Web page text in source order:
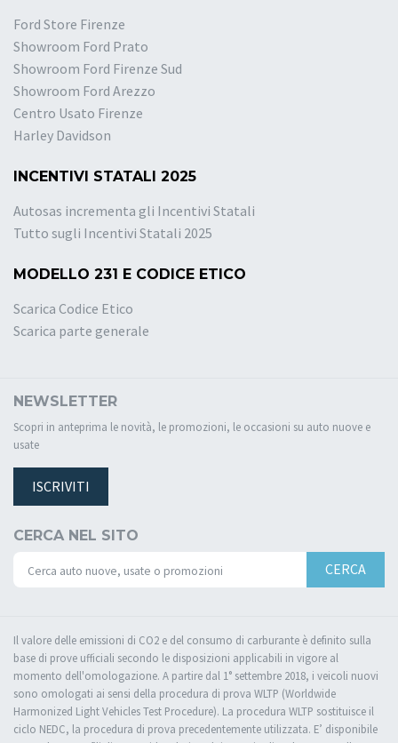
Ford Store Firenze
Showroom Ford Prato
Showroom Ford Firenze Sud
Showroom Ford Arezzo
Centro Usato Firenze
Harley Davidson
INCENTIVI STATALI 2025
Autosas incrementa gli Incentivi Statali
Tutto sugli Incentivi Statali 2025
MODELLO 231 E CODICE ETICO
Scarica Codice Etico
Scarica parte generale
NEWSLETTER
Scopri in anteprima le novità, le promozioni, le occasioni su auto nuove e
usate
ISCRIVITI
CERCA NEL SITO
CERCA
Il valore delle emissioni di CO2 e del consumo di carburante è definito sulla
base di prove ufficiali secondo le disposizioni applicabili in vigore al
momento dell'omologazione. A partire dal 1° settembre 2018, i veicoli nuovi
sono omologati ai sensi della procedura di prova WLTP (Worldwide
Harmonized Light Vehicles Test Procedure). La procedura WLTP sostituisce il
ciclo NEDC, la procedura di prova precedentemente utilizzata. E’ disponibile